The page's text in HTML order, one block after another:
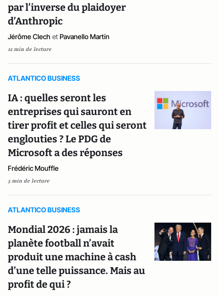
par l’inverse du plaidoyer
d’Anthropic
Jérôme Clech et Pavanello Martin
12 min de lecture
ATLANTICO BUSINESS
IA : quelles seront les
entreprises qui sauront en
tirer profit et celles qui seront
englouties ? Le PDG de
Microsoft a des réponses
Frédéric Mouffle
5 min de lecture
ATLANTICO BUSINESS
Mondial 2026 : jamais la
planète football n’avait
produit une machine à cash
d’une telle puissance. Mais au
profit de qui ?